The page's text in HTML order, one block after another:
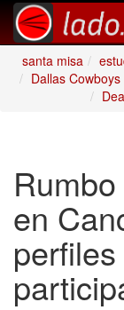
santa misa
Dallas Cowboys
en